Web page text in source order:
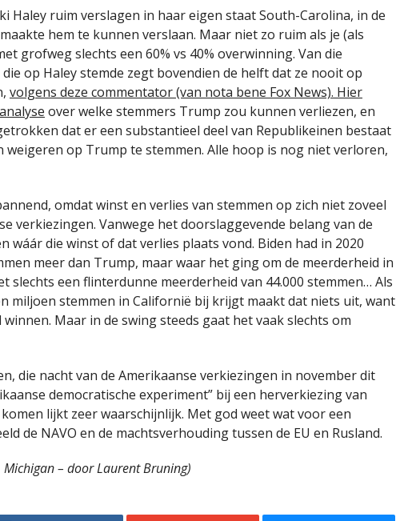
Haley ruim verslagen in haar eigen staat South-Carolina, in de
hem te kunnen verslaan. Maar niet zo ruim als je (als
grofweg slechts een 60% vs 40% overwinning. Van die
op Haley stemde zegt bovendien de helft dat ze nooit op
volgens deze commentator (van nota bene Fox News). Hier
over welke stemmers Trump zou kunnen verliezen, en
dat er een substantieel deel van Republikeinen bestaat
weigeren op Trump te stemmen. Alle hoop is nog niet verloren,
omdat winst en verlies van stemmen op zich niet zoveel
verkiezingen. Vanwege het doorslaggevende belang van de
wáár die winst of dat verlies plaats vond. Biden had in 2020
meer dan Trump, maar waar het ging om de meerderheid in
slechts een flinterdunne meerderheid van 44.000 stemmen… Als
miljoen stemmen in Californië bij krijgt maakt dat niets uit, want
Maar in de swing steeds gaat het vaak slechts om
die nacht van de Amerikaanse verkiezingen in november dit
democratische experiment” bij een herverkiezing van
lijkt zeer waarschijnlijk. Met god weet wat voor een
de NAVO en de machtsverhouding tussen de EU en Rusland.
– door Laurent Bruning)